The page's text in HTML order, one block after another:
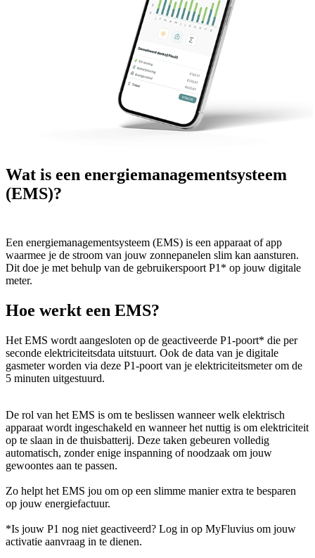
Wat is een energiemanagementsysteem
(EMS)?
Een energiemanagementsysteem (EMS) is een apparaat of app
waarmee je de stroom van jouw zonnepanelen slim kan aansturen.
Dit doe je met behulp van de gebruikerspoort P1* op jouw digitale
meter.
Hoe werkt een EMS?
Het EMS wordt aangesloten op de geactiveerde P1-poort* die per
seconde elektriciteitsdata uitstuurt. Ook de data van je digitale
gasmeter worden via deze P1-poort van je elektriciteitsmeter om de
5 minuten uitgestuurd.
De rol van het EMS is om te beslissen wanneer welk elektrisch
apparaat wordt ingeschakeld en wanneer het nuttig is om elektriciteit
op te slaan in de thuisbatterij. Deze taken gebeuren volledig
automatisch, zonder enige inspanning of noodzaak om jouw
gewoontes aan te passen.
Zo helpt het EMS jou om op een slimme manier extra te besparen
op jouw energiefactuur.
*Is jouw P1 nog niet geactiveerd? Log in op MyFluvius om jouw
activatie aanvraag in te dienen.